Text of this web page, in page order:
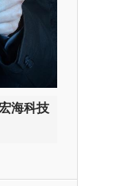
海科技